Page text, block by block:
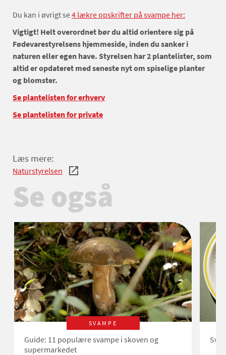
Du kan i øvrigt se4 lækre opskrifter på svampe her:
Vigtigt! Helt overordnet bør du altid orientere sig på
Fødevarestyrelsens hjemmeside, inden du sanker i
naturen eller egen have. Styrelsen har 2 plantelister, som
altid er opdateret med seneste nyt om spiselige planter
og blomster.
Se plantelisten for erhverv
Se plantelisten for private
Læs mere:
Naturstyrelsen
Se også
SVAMPE
Guide: 11 populære svampe i skoven og
supermarkedet